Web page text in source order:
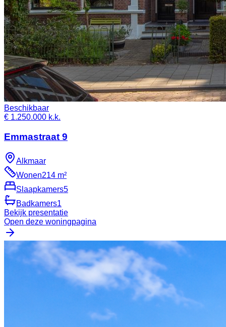
Beschikbaar
€ 1.250.000 k.k.
Emmastraat 9
Alkmaar
Wonen214 m²
Slaapkamers5
Badkamers1
Bekijk presentatie
Open deze woningpagina